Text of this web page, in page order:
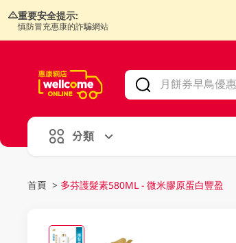
重要安全提示:
慎防冒充惠康的詐騙網站
分類
首頁 > 多芬護髮素580ML - 微米膠原蛋白豐盈